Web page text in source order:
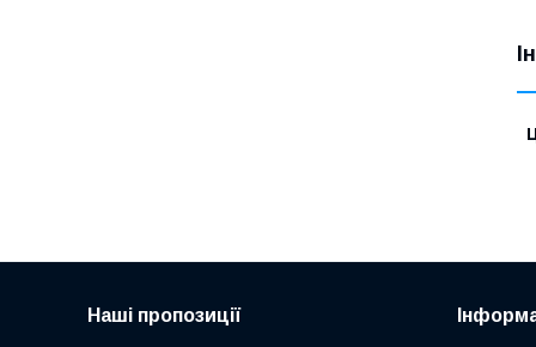
Наші пропозиції